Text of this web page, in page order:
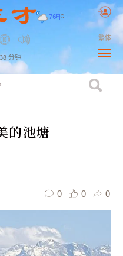
76F| C
分钟
繁体
的池塘
0 0 0